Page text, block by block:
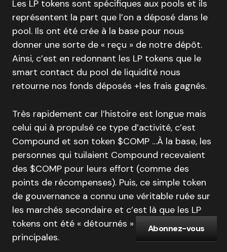
Les LP tokens sont spécifiques aux pools et ils
représentent la part que l’on a déposé dans le
pool. Ils ont été crée à la base pour nous
donner une sorte de « reçu » de notre dépôt.
Ainsi, c’est en redonnant les LP tokens que le
smart contact du pool de liquidité nous
retourne nos fonds déposés +les frais gagnés.
Très rapidement car l’histoire est longue mais
celui qui à propulsé ce type d’activité, c’est
Compound et son token $COMP …À la base, les
personnes qui tuilaient Compound recevaient
des $COMP pour leurs effort (comme des
points de récompenses). Puis, ce simple token
de gouvernance a connu une véritable ruée sur
les marchés secondaire et c’est là que les LP
tokens ont été « détournés » de leurs usages
principales.
Abonnez-vous